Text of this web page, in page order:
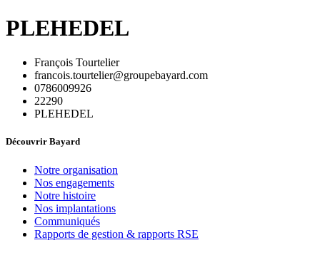
PLEHEDEL
François Tourtelier
francois.tourtelier@groupebayard.com
0786009926
22290
PLEHEDEL
Découvrir Bayard
Notre organisation
Nos engagements
Notre histoire
Nos implantations
Communiqués
Rapports de gestion & rapports RSE